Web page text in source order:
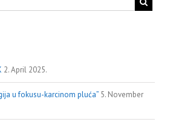
2. April 2025.
u fokusu-karcinom pluća” 5. November